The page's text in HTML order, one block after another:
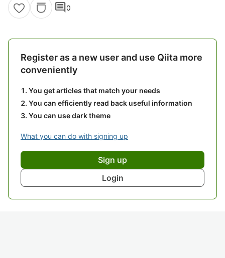
comment0
Register as a new user and use Qiita more
conveniently
You get articles that match your needs
You can efficiently read back useful information
You can use dark theme
What you can do with signing up
Sign up
Login